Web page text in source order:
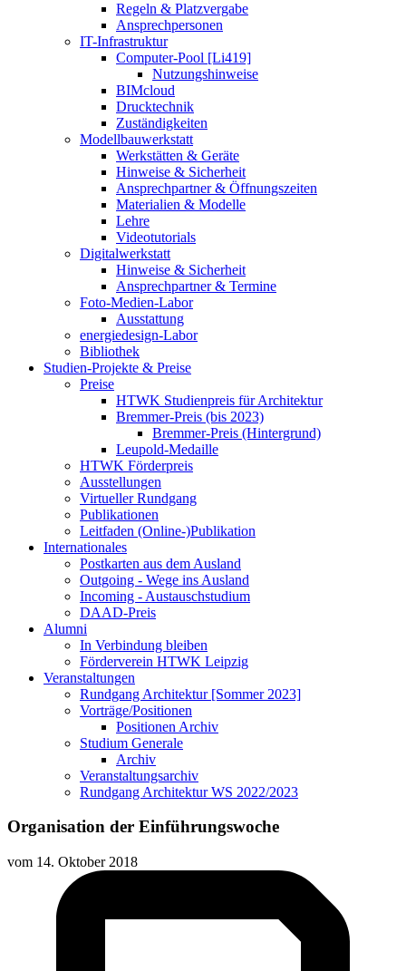
Regeln & Platzvergabe
Ansprechpersonen
IT-Infrastruktur
Computer-Pool [Li419]
Nutzungshinweise
BIMcloud
Drucktechnik
Zuständigkeiten
Modellbauwerkstatt
Werkstätten & Geräte
Hinweise & Sicherheit
Ansprechpartner & Öffnungszeiten
Materialien & Modelle
Lehre
Videotutorials
Digitalwerkstatt
Hinweise & Sicherheit
Ansprechpartner & Termine
Foto-Medien-Labor
Ausstattung
energiedesign-Labor
Bibliothek
Studien-Projekte & Preise
Preise
HTWK Studienpreis für Architektur
Bremmer-Preis (bis 2023)
Bremmer-Preis (Hintergrund)
Leupold-Medaille
HTWK Förderpreis
Ausstellungen
Virtueller Rundgang
Publikationen
Leitfaden (Online-)Publikation
Internationales
Postkarten aus dem Ausland
Outgoing - Wege ins Ausland
Incoming - Austauschstudium
DAAD-Preis
Alumni
In Verbindung bleiben
Förderverein HTWK Leipzig
Veranstaltungen
Rundgang Architektur [Sommer 2023]
Vorträge/Positionen
Positionen Archiv
Studium Generale
Archiv
Veranstaltungsarchiv
Rundgang Architektur WS 2022/2023
Organisation der Einführungswoche
vom 14. Oktober 2018